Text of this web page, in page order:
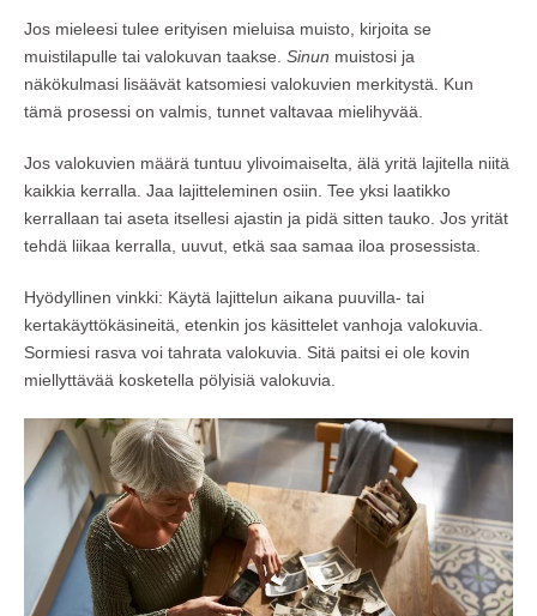
Jos mieleesi tulee erityisen mieluisa muisto, kirjoita se
muistilapulle tai valokuvan taakse. Sinun muistosi ja
näkökulmasi lisäävät katsomiesi valokuvien merkitystä. Kun
tämä prosessi on valmis, tunnet valtavaa mielihyvää.
Jos valokuvien määrä tuntuu ylivoimaiselta, älä yritä lajitella niitä
kaikkia kerralla. Jaa lajitteleminen osiin. Tee yksi laatikko
kerrallaan tai aseta itsellesi ajastin ja pidä sitten tauko. Jos yrität
tehdä liikaa kerralla, uuvut, etkä saa samaa iloa prosessista.
Hyödyllinen vinkki: Käytä lajittelun aikana puuvilla- tai
kertakäyttökäsineitä, etenkin jos käsittelet vanhoja valokuvia.
Sormiesi rasva voi tahrata valokuvia. Sitä paitsi ei ole kovin
miellyttävää kosketella pölyisiä valokuvia.